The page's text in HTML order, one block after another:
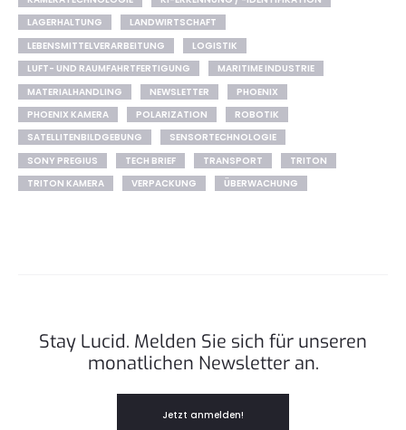
LAGERHALTUNG
LANDWIRTSCHAFT
LEBENSMITTELVERARBEITUNG
LOGISTIK
LUFT- UND RAUMFAHRTFERTIGUNG
MARITIME INDUSTRIE
MATERIALHANDLING
NEWSLETTER
PHOENIX
PHOENIX KAMERA
POLARIZATION
ROBOTIK
SATELLITENBILDGEBUNG
SENSORTECHNOLOGIE
SONY PREGIUS
TECH BRIEF TRANSPORT
TRITON
TRITON KAMERA
VERPACKUNG ÜBERWACHUNG
Stay Lucid. Melden Sie sich für unseren
monatlichen Newsletter an.
Jetzt anmelden!